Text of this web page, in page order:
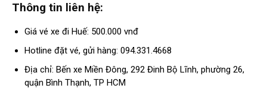
Thông tin liên hệ:
Giá vé xe đi Huế: 500.000 vnđ
Hotline đặt vé, gửi hàng: 094.331.4668
Địa chỉ: Bến xe Miền Đông, 292 Đinh Bộ Lĩnh, phường 26,
quận Bình Thạnh, TP HCM